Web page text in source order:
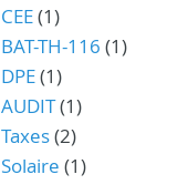
CEE(1)
BAT-TH-116 (1)
DPE(1)
AUDIT(1)
Taxes(2)
Solaire (1)